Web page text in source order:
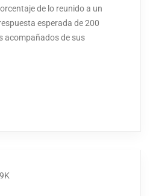
de lo reunido a un
esperada de 200
acompañados de sus